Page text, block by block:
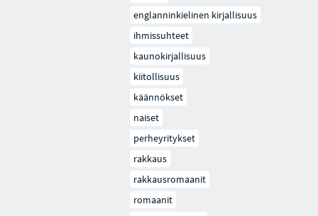
englanninkielinen kirjallisuus
ihmissuhteet
kaunokirjallisuus
kiitollisuus
käännökset
naiset
perheyritykset
rakkaus
rakkausromaanit
romaanit